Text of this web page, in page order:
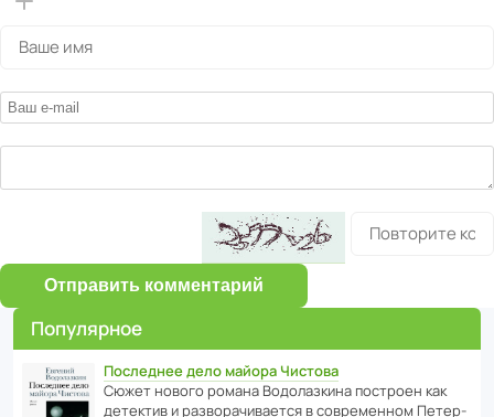
Отправить комментарий
Популярное
Последнее дело майора Чистова
Сюжет нового романа Водо­ла­з­кина пост­роен как
дете­ктив и разво­ра­чи­ва­ется в совре­менном Пете­р­